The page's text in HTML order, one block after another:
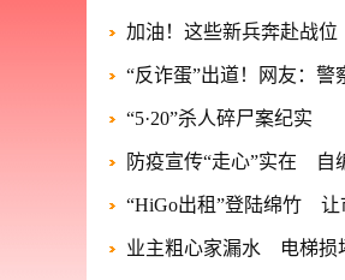
加油！这些新兵奔赴战位
“反诈蛋”出道！网友：警
“5·20”杀人碎尸案纪实
防疫宣传“走心”实在 自
“HiGo出租”登陆绵竹 让
业主粗心家漏水 电梯损